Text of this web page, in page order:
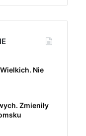
Nie
Zmieniły